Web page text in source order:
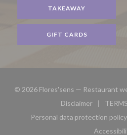
TAKEAWAY
GIFT CARDS
© 2026 Flores'sens — Restaurant
Disclaimer
((opens in a
Personal data protection policy
((opens in a